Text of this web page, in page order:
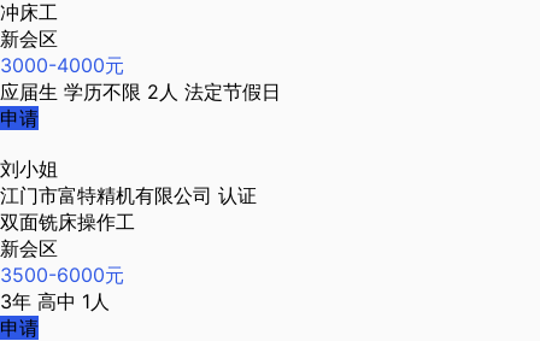
冲床工
新会区
3000-4000元
应届生 学历不限 2人 法定节假日
申请
刘小姐
江门市富特精机有限公司 认证
双面铣床操作工
新会区
3500-6000元
3年 高中 1人
申请